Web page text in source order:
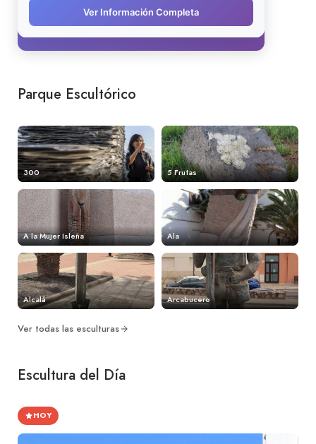
Parque Escultórico
300 5 Frutas
A la Mujer Isleña Ala
Alcalá Arcabucero
Ver todas las esculturas
Escultura del Día
HOY